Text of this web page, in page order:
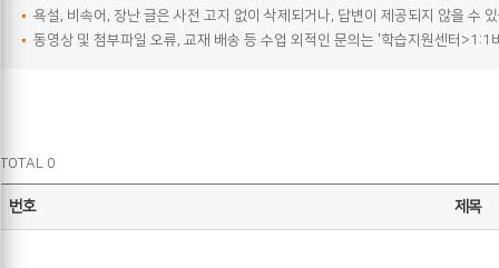
욕설, 비속어, 장난 글은 사전 고지 없이 삭제되거나, 답변이 제공되지 않을 수
동영상 및 첨부파일 오류, 교재 배송 등 수업 외적인 문의는 '학습지원센터>1:1
TOTAL 0
번호 제목